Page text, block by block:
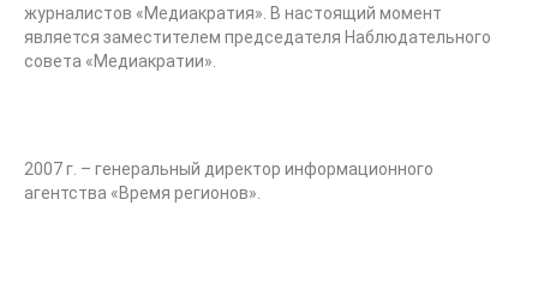
журналистов «Медиакратия». В настоящий момент
является заместителем председателя Наблюдательного
совета «Медиакратии».
2007 г. – генеральный директор информационного
агентства «Время регионов».